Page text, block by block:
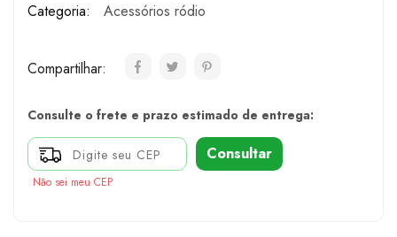
Categoria:
Acessórios ródio
Compartilhar:
Consulte o frete e prazo estimado de entrega:
Consultar
Não sei meu CEP